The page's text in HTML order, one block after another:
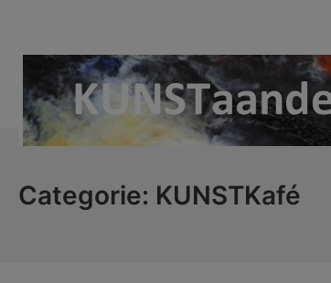
Categorie: KUNSTKafé